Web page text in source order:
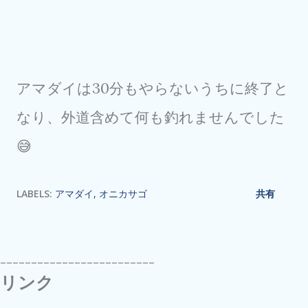
アマダイは30分もやらないうちに終了と
なり、外道含めて何も釣れませんでした
😅
LABELS: アマダイ オニカサゴ 共有
-------------------------
リンク